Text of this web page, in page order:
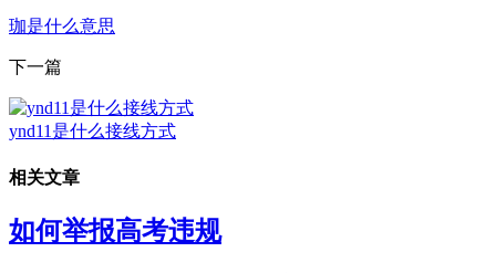
珈是什么意思
下一篇
ynd11是什么接线方式
相关文章
如何举报高考违规